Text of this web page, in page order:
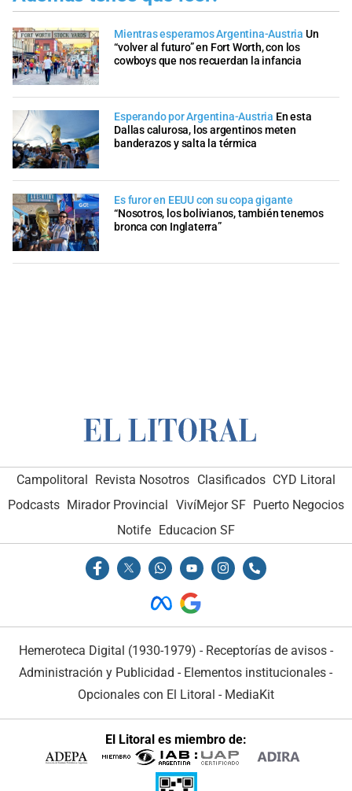
Mientras esperamos Argentina-Austria Un
“volver al futuro” en Fort Worth, con los
cowboys que nos recuerdan la infancia
Esperando por Argentina-Austria En esta
Dallas calurosa, los argentinos meten
banderazos y salta la térmica
Es furor en EEUU con su copa gigante
“Nosotros, los bolivianos, también tenemos
bronca con Inglaterra”
Campolitoral Revista Nosotros Clasificados CYD Litoral
Podcasts Mirador Provincial VivíMejor SF Puerto Negocios
Notife Educacion SF
Hemeroteca Digital (1930-1979) - Receptorías de avisos -
Administración y Publicidad - Elementos institucionales -
Opcionales con El Litoral - MediaKit
El Litoral es miembro de: